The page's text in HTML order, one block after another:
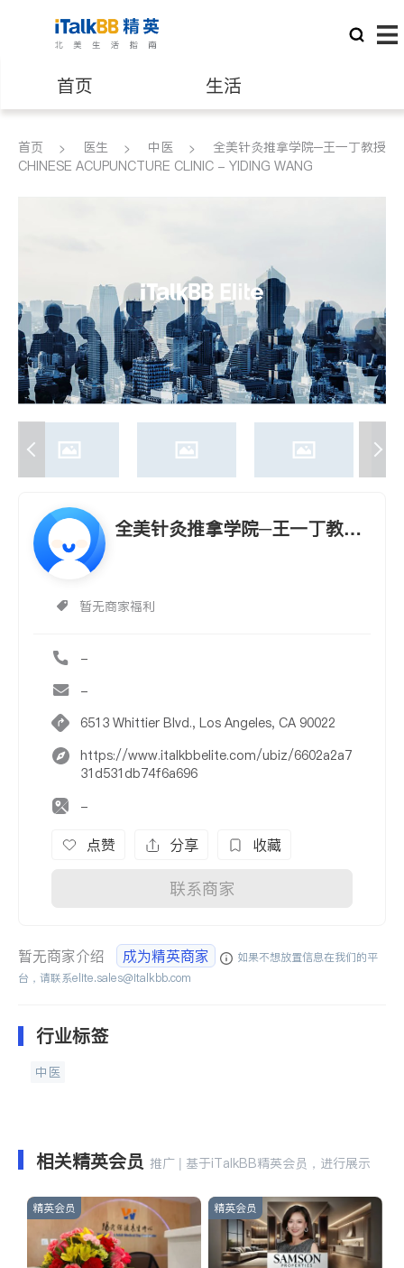
首页 生活
医生 律师
养老 非盈利组织
首页 医生 中医
全美针灸推拿学院─王一丁教授
CHINESE ACUPUNCTURE CLINIC - YIDING WANG
全美针灸推拿学院─王一丁教授
暂无商家福利
-
-
6513 Whittier Blvd., Los Angeles, CA 90022
https://www.italkbbelite.com/ubiz/6602a2a7
31d531db74f6a696
-
点赞 分享 收藏
联系商家
暂无商家介绍 成为精英商家
如果不想放置信息在我们的平
台，请联系elite.sales@italkbb.com
行业标签
中医
相关精英会员 推广 | 基于iTalkBB精英会员，进行展示
精英会员 精英会员